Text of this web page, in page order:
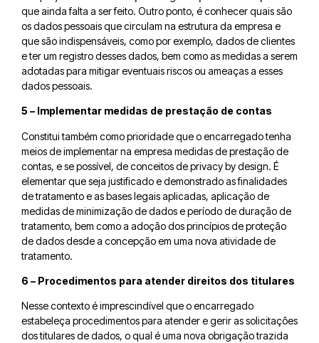
que ainda falta a ser feito. Outro ponto, é conhecer quais são
os dados pessoais que circulam na estrutura da empresa e
que são indispensáveis, como por exemplo, dados de clientes
e ter um registro desses dados, bem como as medidas a serem
adotadas para mitigar eventuais riscos ou ameaças a esses
dados pessoais.
5 – Implementar medidas de prestação de contas
Constitui também como prioridade que o encarregado tenha
meios de implementar na empresa medidas de prestação de
contas, e se possível, de conceitos de privacy by design. É
elementar que seja justificado e demonstrado as finalidades
de tratamento e as bases legais aplicadas, aplicação de
medidas de minimização de dados e período de duração de
tratamento, bem como a adoção dos princípios de proteção
de dados desde a concepção em uma nova atividade de
tratamento.
6 – Procedimentos para atender direitos dos titulares
Nesse contexto é imprescindível que o encarregado
estabeleça procedimentos para atender e gerir as solicitações
dos titulares de dados, o qual é uma nova obrigação trazida